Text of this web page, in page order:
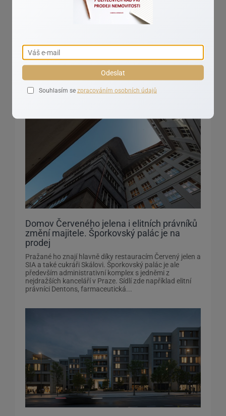
gabriela.berbrova@amfr.cz
Domov Červeného jelena i elitních právníků
změní majitele. Šporkovský palác je na
prodej
Pražané ho znají hlavně díky restauracím Červený jelen a
SIA a také cukráři Skálovi. Šporkovský palác je ale
především administrativní komplex s jedněmi z
nejdražších kanceláří v Praze. Sídlí zde například elitní
právníci Dentons, farmaceutická...
Odeslat
Souhlasím se zpracováním osobních údajů